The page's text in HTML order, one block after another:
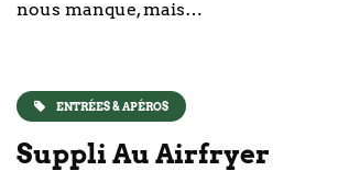
nous manque, mais…
ENTRÉES & APÉROS
Suppli Au Airfryer